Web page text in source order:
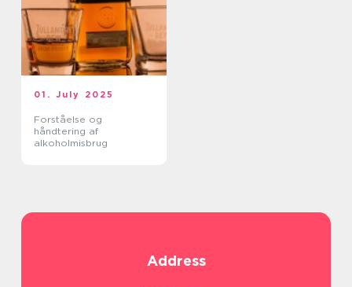
01. July 2025
Forståelse og
håndtering af
alkoholmisbrug
Address